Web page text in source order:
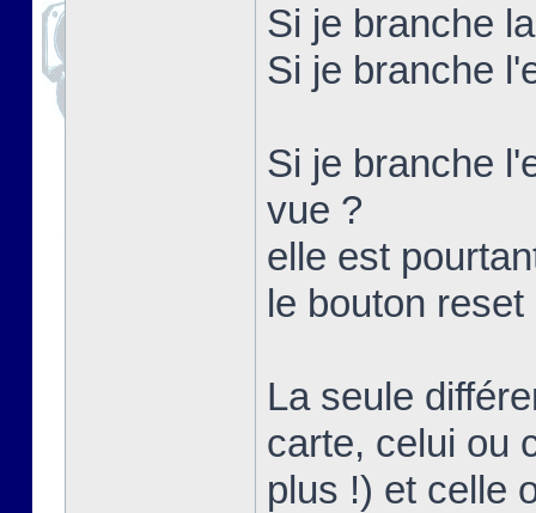
Si je branche
Si je branche
Si je branche
vue ?
elle est
le bouton
La seule
carte, celui ou
plus !) et celle